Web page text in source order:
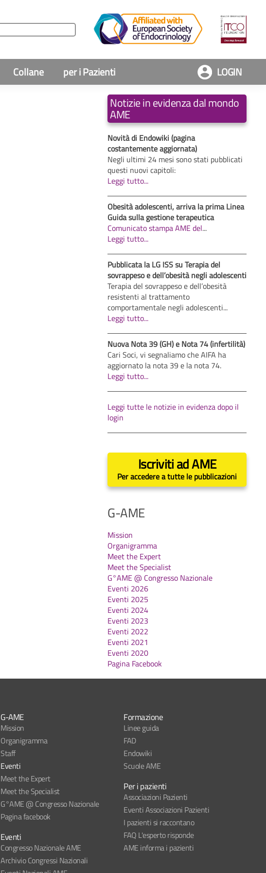
Collane per i Pazienti LOGIN
Notizie in evidenza dal mondo
AME
Novità di Endowiki (pagina
costantemente aggiornata)
Negli ultimi 24 mesi sono stati pubblicati
questi nuovi capitoli:
Leggi tutto...
Obesità adolescenti, arriva la prima Linea
Guida sulla gestione terapeutica
Comunicato stampa AME del...
Leggi tutto...
Pubblicata la LG ISS su Terapia del
sovrappeso e dell’obesità negli adolescenti
Terapia del sovrappeso e dell’obesità
resistenti al trattamento
comportamentale negli adolescenti...
Leggi tutto...
Nuova Nota 39 (GH) e Nota 74 (infertilità)
Cari Soci, vi segnaliamo che AIFA ha
aggiornato la nota 39 e la nota 74.
Leggi tutto...
Leggi tutte le notizie in evidenza dopo il
login
Iscriviti ad AME
Per accedere a tutte le pubblicazioni
G-AME
Mission
Organigramma
Meet the Expert
Meet the Specialist
G°AME @ Congresso Nazionale
Eventi 2026
Eventi 2025
Eventi 2024
Eventi 2023
Eventi 2022
Eventi 2021
Eventi 2020
Pagina Facebook
G-AME
Mission
Organigramma
Staff
Eventi
Meet the Expert
Meet the Specialist
G°AME @ Congresso Nazionale
Pagina facebook
Eventi
Congresso Nazionale AME
Archivio Congressi Nazionali
Formazione
Linee guida
FAD
Endowiki
Scuole AME
Per i pazienti
Associazioni Pazienti
Eventi Associazioni Pazienti
I pazienti si raccontano
FAQ L'esperto risponde
AME informa i pazienti